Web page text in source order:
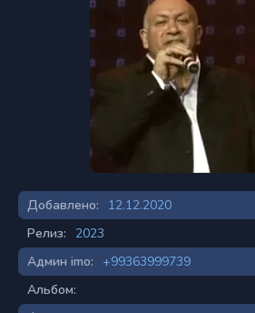
Добавлено:
12.12.2020
Релиз:
2023
Админ imo:
+99363999739
Альбом: